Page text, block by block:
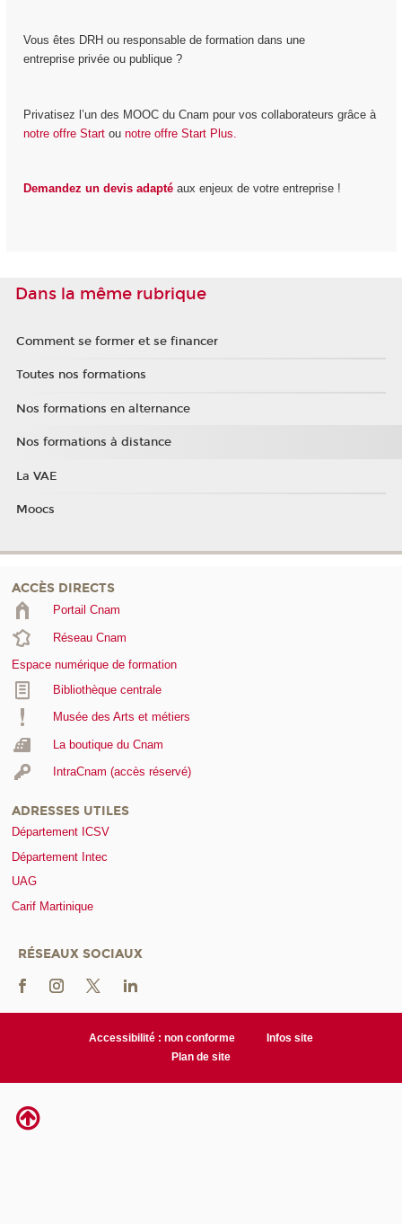
Vous êtes DRH ou responsable de formation dans une
entreprise privée ou publique ?
Privatisez l’un des MOOC du Cnam pour vos collaborateurs grâce à
notre offre Startou notre offre Start Plus.
Demandez un devis adaptéaux enjeux de votre entreprise !
Dans la même rubrique
Comment se former et se financer
Toutes nos formations
Nos formations en alternance
Nos formations à distance
La VAE
Moocs
ACCÈS DIRECTS
Portail Cnam
Réseau Cnam
Espace numérique de formation
Bibliothèque centrale
Musée des Arts et métiers
La boutique du Cnam
IntraCnam (accès réservé)
ADRESSES UTILES
Département ICSV
Département Intec
UAG
Carif Martinique
RÉSEAUX SOCIAUX
Accessibilité : non conforme
Infos site
Plan de site